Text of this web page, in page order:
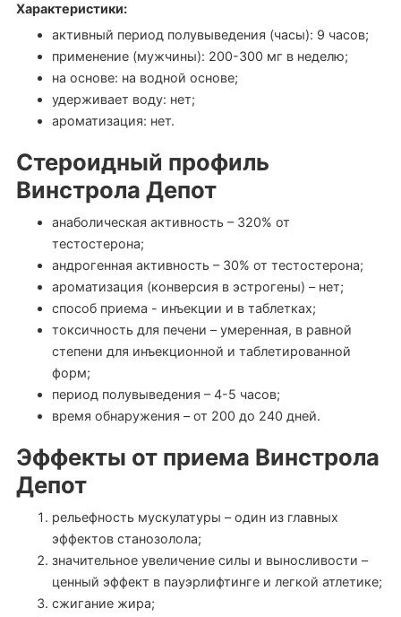
Характеристики:
активный период полувыведения (часы): 9 часов;
применение (мужчины): 200-300 мг в неделю;
на основе: на водной основе;
удерживает воду: нет;
ароматизация: нет.
Стероидный профиль
Винстрола Депот
анаболическая активность – 320% от
тестостерона;
андрогенная активность – 30% от тестостерона;
ароматизация (конверсия в эстрогены) – нет;
способ приема - инъекции и в таблетках;
токсичность для печени – умеренная, в равной
степени для инъекционной и таблетированной
форм;
период полувыведения – 4-5 часов;
время обнаружения – от 200 до 240 дней.
Эффекты от приема Винстрола
Депот
рельефность мускулатуры – один из главных
эффектов станозолола;
значительное увеличение силы и выносливости –
ценный эффект в пауэрлифтинге и легкой атлетике;
сжигание жира;